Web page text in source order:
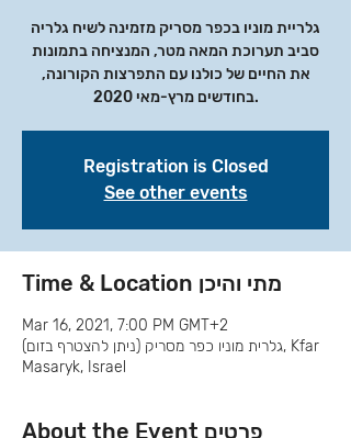
גלריית מוניו בכפר מסריק מזמינה לשיח גלריה
סביב תערוכת המאה מטר, המנציחה בתמונות
את החיים של כולנו עם התפרצות הקורונה,
בחודשים מרץ-מאי 2020.
Registration is Closed
See other events
Time & Location מתי והיכן
Mar 16, 2021, 7:00 PM GMT+2
גלרית מוניו כפר מסריק (ניתן להצטרף בזום), Kfar
Masaryk, Israel
About the Event פרטים